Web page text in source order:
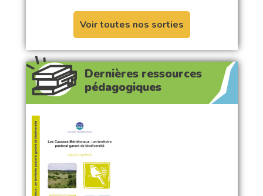
Voir toutes nos sorties
Dernières ressources
pédagogiques